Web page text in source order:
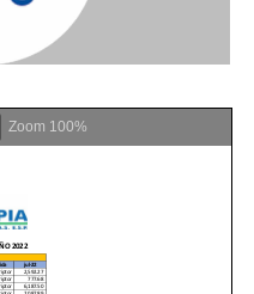
Zoom 100%